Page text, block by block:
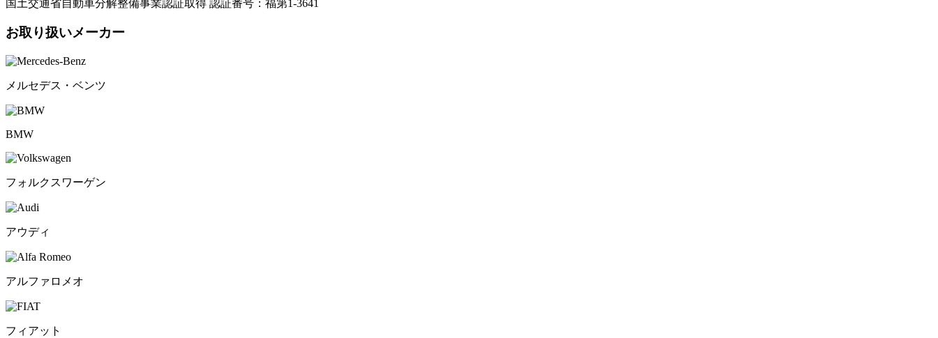
国土交通省自動車分解整備事業認証取得 認証番号：福第1-3641
お取り扱いメーカー
メルセデス・ベンツ
BMW
フォルクスワーゲン
アウディ
アルファロメオ
フィアット